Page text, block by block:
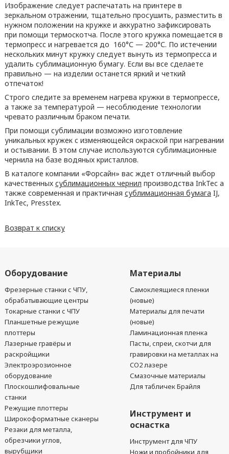
Изображение следует распечатать на принтере в
зеркальном отражении, тщательно просушить, разместить в
нужном положении на кружке и аккуратно зафиксировать
при помощи термоскотча. После этого кружка помещается в
термопресс и нагревается до 160°С — 200°С. По истечении
нескольких минут кружку следует вынуть из термопресса и
удалить сублимационную бумагу. Если вы все сделаете
правильно — на изделии останется яркий и четкий
отпечаток!
Строго следите за временем нагрева кружки в термопрессе,
а также за температурой — несоблюдение технологии
чревато различным браком печати.
При помощи сублимации возможно изготовление
уникальных кружек с изменяющейся окраской при нагревании
и остывании. В этом случае используются сублимационные
чернила на базе водяных кристаллов.
В каталоге компании «Форсайн» вас ждет отличный выбор
качественных сублимационных чернил производства InkTec а
также современная и практичная сублимационная бумага IJ,
InkTec, Presstex.
Возврат к списку
Оборудование
Фрезерные станки с ЧПУ,
обрабатывающие центры
Токарные станки с ЧПУ
Планшетные режущие
плоттеры
Лазерные гравёры и
раскройщики
Электроэрозионное
оборудование
Плоскошлифовальные
станки
Режущие плоттеры
Широкоформатные сканеры
Резаки для металла,
обрезчики углов,
вырубщики
Материалы
Самоклеящиеся пленки
(новые)
Материалы для печати
(новые)
Ламинационная пленка
Пасты, спреи, скотчи для
гравировки на металлах на
CO2 лазере
Смазочные материалы
Для табличек Брайля
Инструмент и
оснастка
Инструмент для ЧПУ
Ножи и пробойники для